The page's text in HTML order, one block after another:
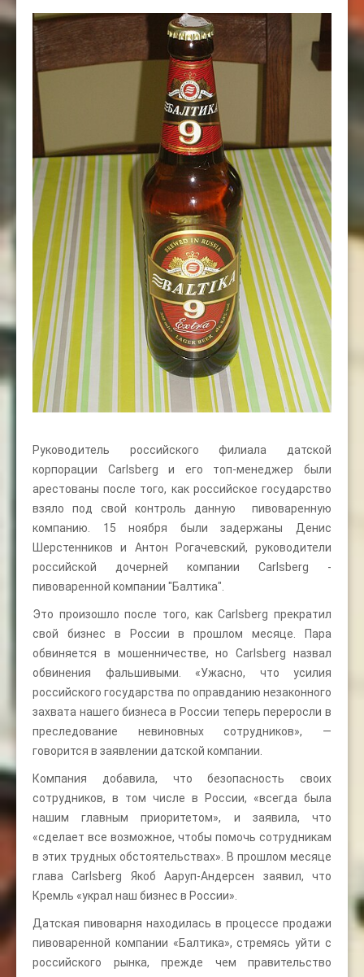
Руководитель российского филиала датской
корпорации Carlsberg и его топ-менеджер были
арестованы после того, как российское государство
взяло под свой контроль данную пивоваренную
компанию. 15 ноября были задержаны Денис
Шерстенников и Антон Рогачевский, руководители
российской дочерней компании Carlsberg -
пивоваренной компании "Балтика".
Это произошло после того, как Carlsberg прекратил
свой бизнес в России в прошлом месяце. Пара
обвиняется в мошенничестве, но Carlsberg назвал
обвинения фальшивыми. «Ужасно, что усилия
российского государства по оправданию незаконного
захвата нашего бизнеса в России теперь переросли в
преследование невиновных сотрудников», —
говорится в заявлении датской компании.
Компания добавила, что безопасность своих
сотрудников, в том числе в России, «всегда была
нашим главным приоритетом», и заявила, что
«сделает все возможное, чтобы помочь сотрудникам
в этих трудных обстоятельствах». В прошлом месяце
глава Carlsberg Якоб Ааруп-Андерсен заявил, что
Кремль «украл наш бизнес в России».
Датская пивоварня находилась в процессе продажи
пивоваренной компании «Балтика», стремясь уйти с
российского рынка, прежде чем правительство